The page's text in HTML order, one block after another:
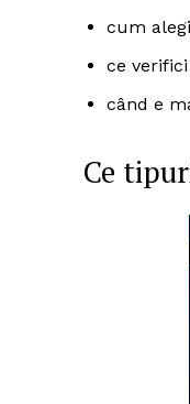
cum
ce
când e
Ce